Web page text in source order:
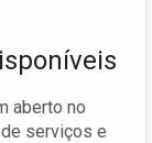
aberto no
serviços e